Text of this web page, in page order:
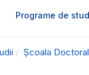
Programe de
Școala